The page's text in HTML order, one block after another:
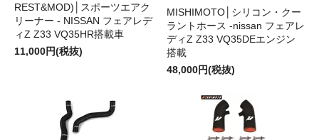
REST&MOD)│スポーツエアク
リーナー - NISSAN フェアレデ
ィZ Z33 VQ35HR搭載車
11,000円(税抜)
MISHIMOTO│シリコン・クー
ラントホース -nissan フェアレ
ディZ Z33 VQ35DEエンジン
搭載
48,000円(税抜)